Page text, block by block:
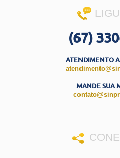
(67)
ATENDIMENTO
MANDE SUA